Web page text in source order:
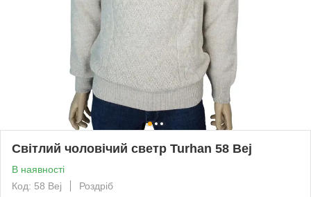
Світлий чоловічий светр Turhan 58 Bej
В наявності
Код: 58 Bej
Роздріб